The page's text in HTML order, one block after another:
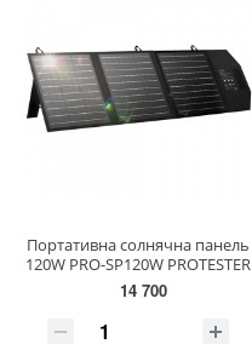
Портативна солнячна панель
120W PRO-SP120W PROTESTER
14 700